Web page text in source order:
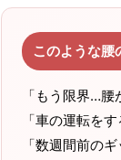
このような腰
「もう限界…腰
「車の運転を
「数週間前の